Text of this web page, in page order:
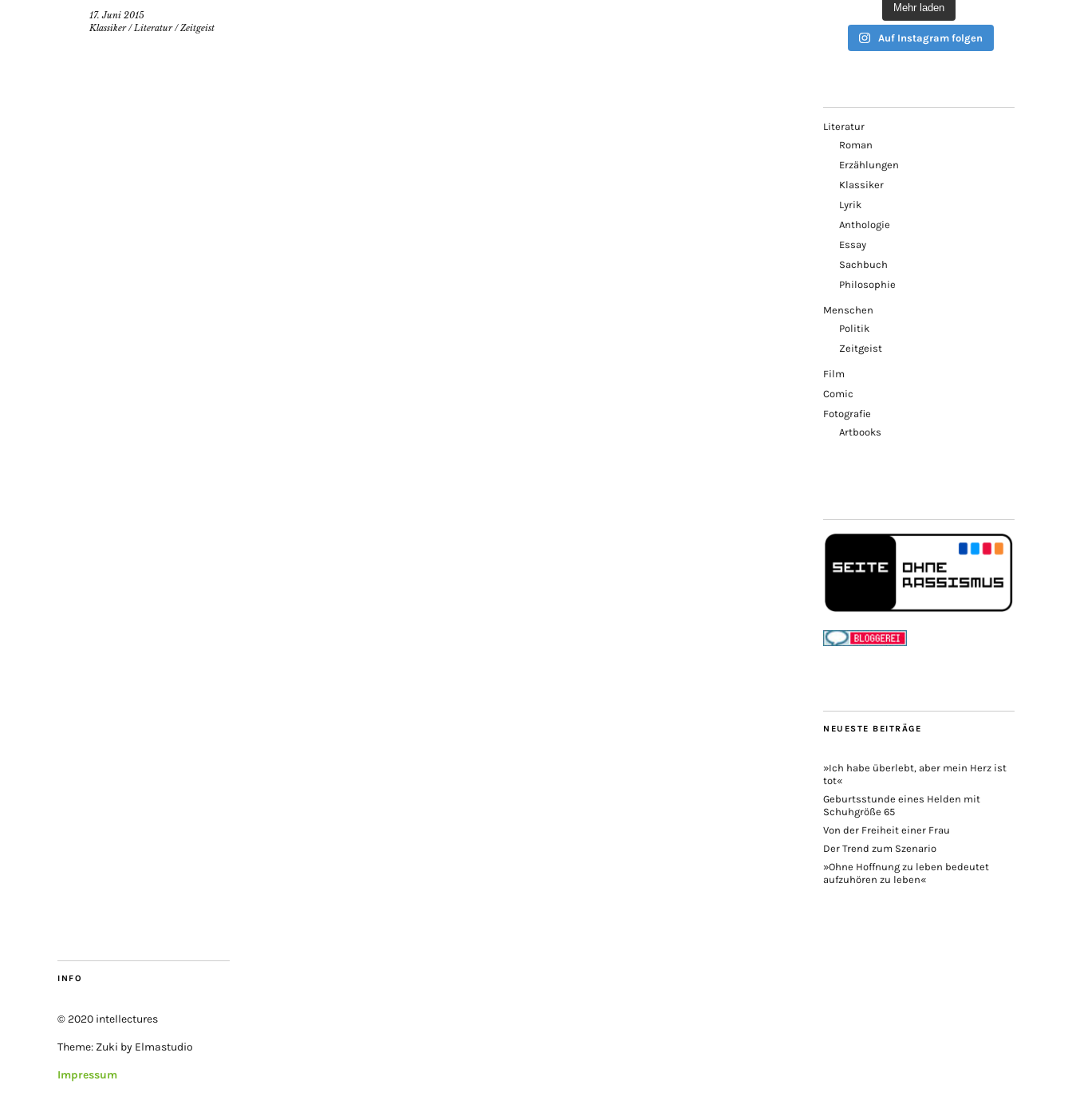
17. Juni 2015
Klassiker/Literatur/Zeitgeist
Mehr laden
Auf Instagram folgen
Literatur
Roman
Erzählungen
Klassiker
Lyrik
Anthologie
Essay
Sachbuch
Philosophie
Menschen
Politik
Zeitgeist
Film
Comic
Fotografie
Artbooks
NEUESTE BEITRÄGE
»Ich habe überlebt, aber mein Herz ist
tot«
Geburtsstunde eines Helden mit
Schuhgröße 65
Von der Freiheit einer Frau
Der Trend zum Szenario
»Ohne Hoffnung zu leben bedeutet
aufzuhören zu leben«
INFO
© 2020 intellectures
Theme: Zuki by Elmastudio
Impressum